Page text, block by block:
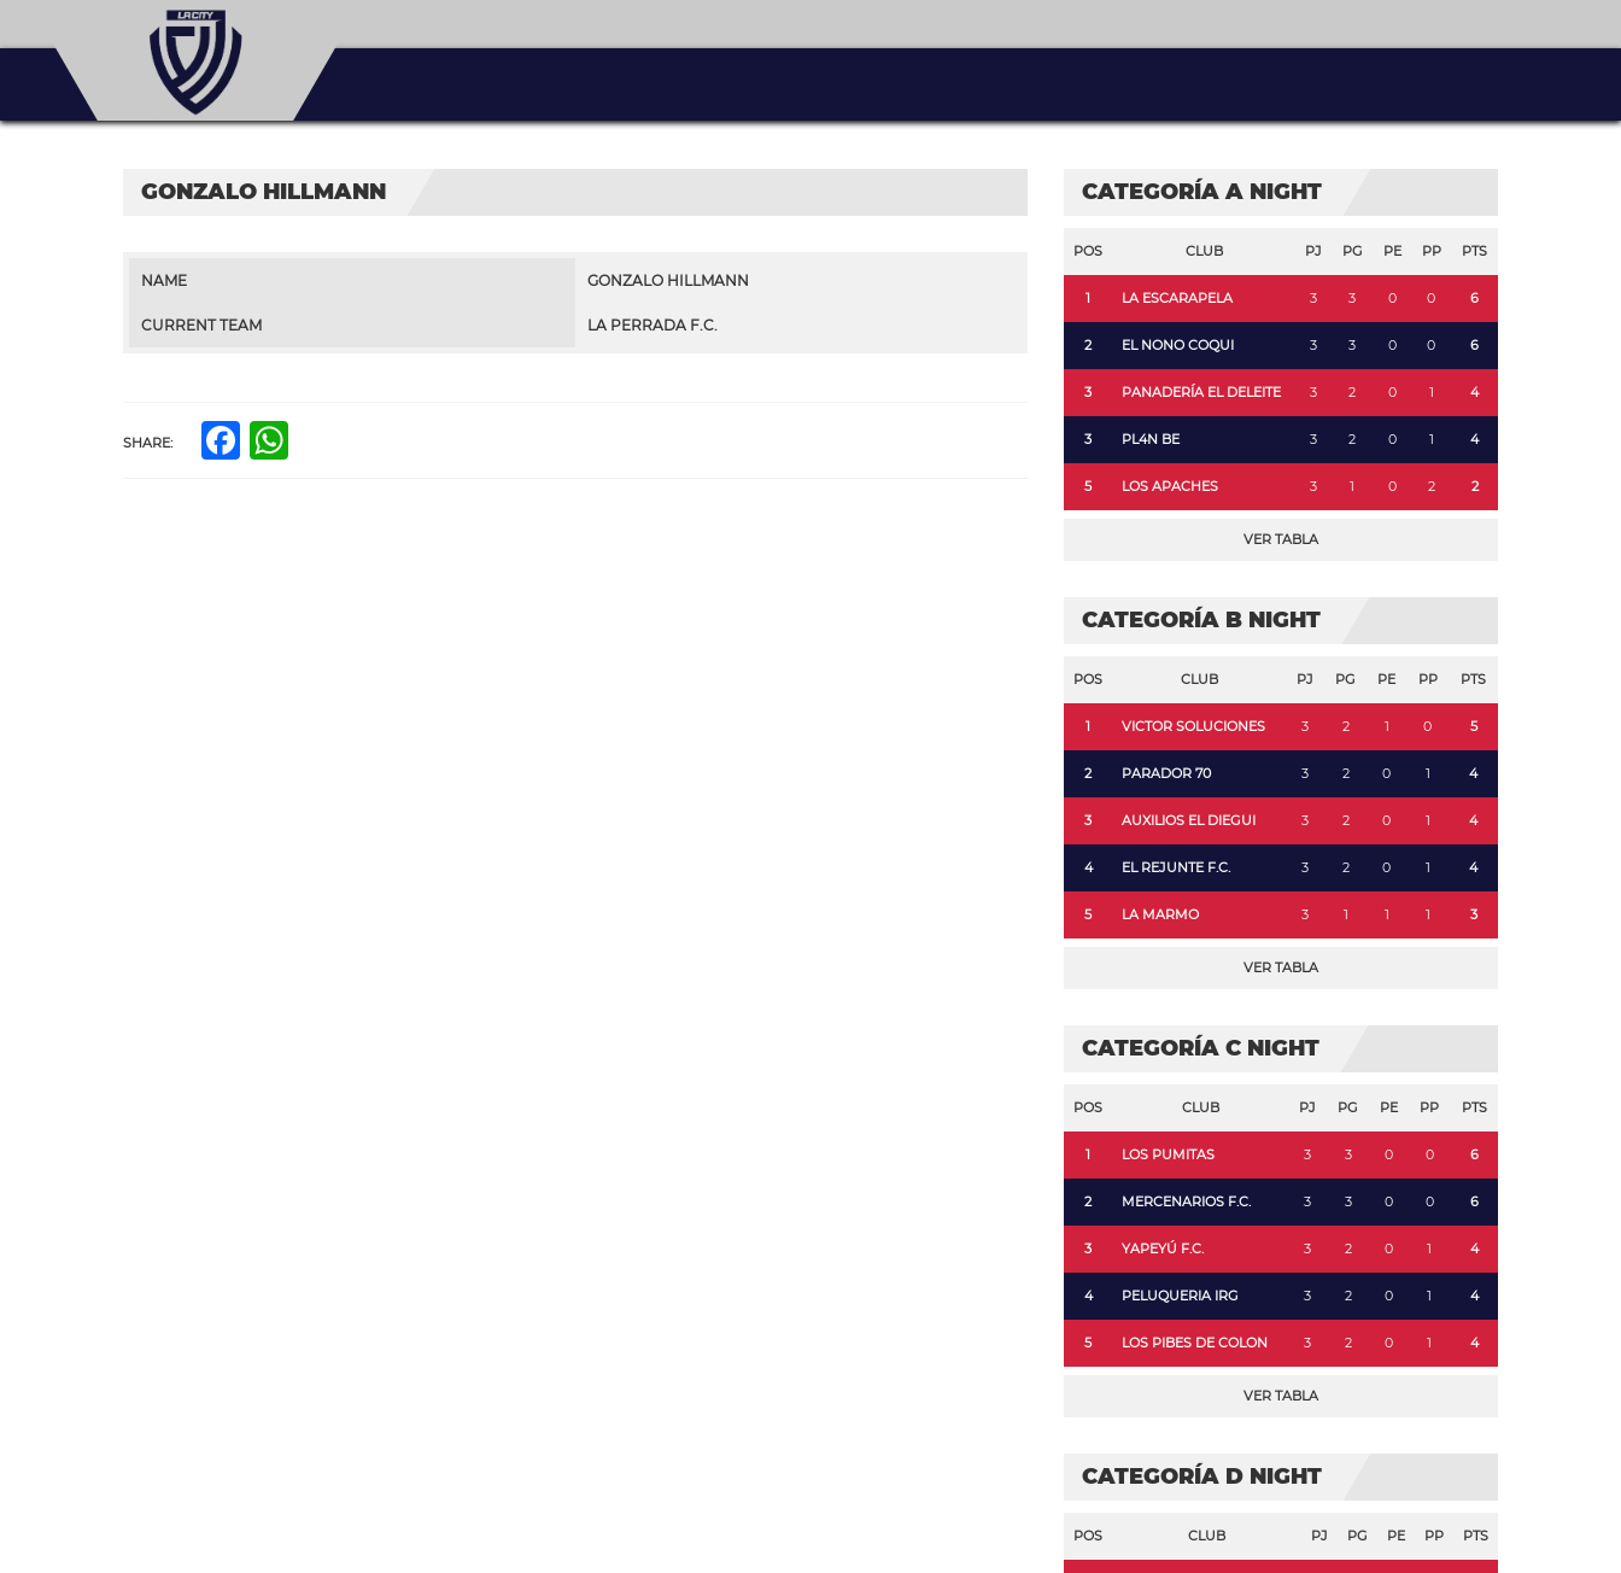
GONZALO HILLMANN
NAME GONZALO HILLMANN
CURRENT TEAM LA PERRADA F.C.
SHARE: Facebook
CATEGORÍA A NIGHT
POS CLUB PJ PG PE PP PTS
1 LA ESCARAPELA 3 3 0 0 6
2 EL NONO COQUI 3 3 0 0 6
3 PANADERÍA EL DELEITE 3 2 0 1 4
3 PL4N BE 3 2 0 1 4
5 LOS APACHES 3 1 0 2 2
VER TABLA
CATEGORÍA B NIGHT
POS CLUB PJ PG PE PP PTS
1 VICTOR SOLUCIONES 3 2 1 0 5
2 PARADOR 70 3 2 0 1 4
3 AUXILIOS EL DIEGUI 3 2 0 1 4
4 EL REJUNTE F.C. 3 2 0 1 4
5 LA MARMO 3 1 1 1 3
VER TABLA
CATEGORÍA C NIGHT
POS CLUB PJ PG PE PP PTS
1 LOS PUMITAS 3 3 0 0 6
2 MERCENARIOS F.C. 3 3 0 0 6
3 YAPEYÚ F.C. 3 2 0 1 4
4 PELUQUERIA IRG 3 2 0 1 4
5 LOS PIBES DE COLON 3 2 0 1 4
VER TABLA
CATEGORÍA D NIGHT
POS CLUB PJ PG PE PP PTS